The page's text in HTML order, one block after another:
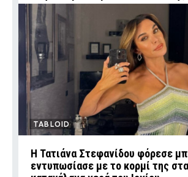
TABLOID
Η Τατιάνα Στεφανίδου φόρεσε
εντυπωσίασε με το κορμί της στα